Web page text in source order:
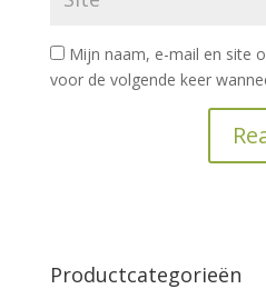
Mijn naam, e-mail en site
voor de volgende keer
Productcategorieën